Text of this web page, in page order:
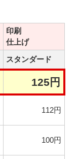
印刷
仕上げ
スタンダード
125円
112円
100円